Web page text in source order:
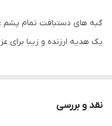
گبه های دستبافت تمام پشم
یک هدیه ارزنده و زیبا برای
نقد و بررسی